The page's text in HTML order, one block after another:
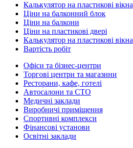
Калькулятор на пластикові вікна
Ціни на балконний блок
Ціни на балкони
Ціни на пластикові двері
Калькулятор на пластикові вікна
Вартість робіт
Офіси та бізнес-центри
Торгові центри та магазини
Ресторани, кафе, готелі
Автосалони та СТО
Медичні заклади
Виробничі приміщення
Спортивні комплекси
Фінансові установи
Освітні заклади